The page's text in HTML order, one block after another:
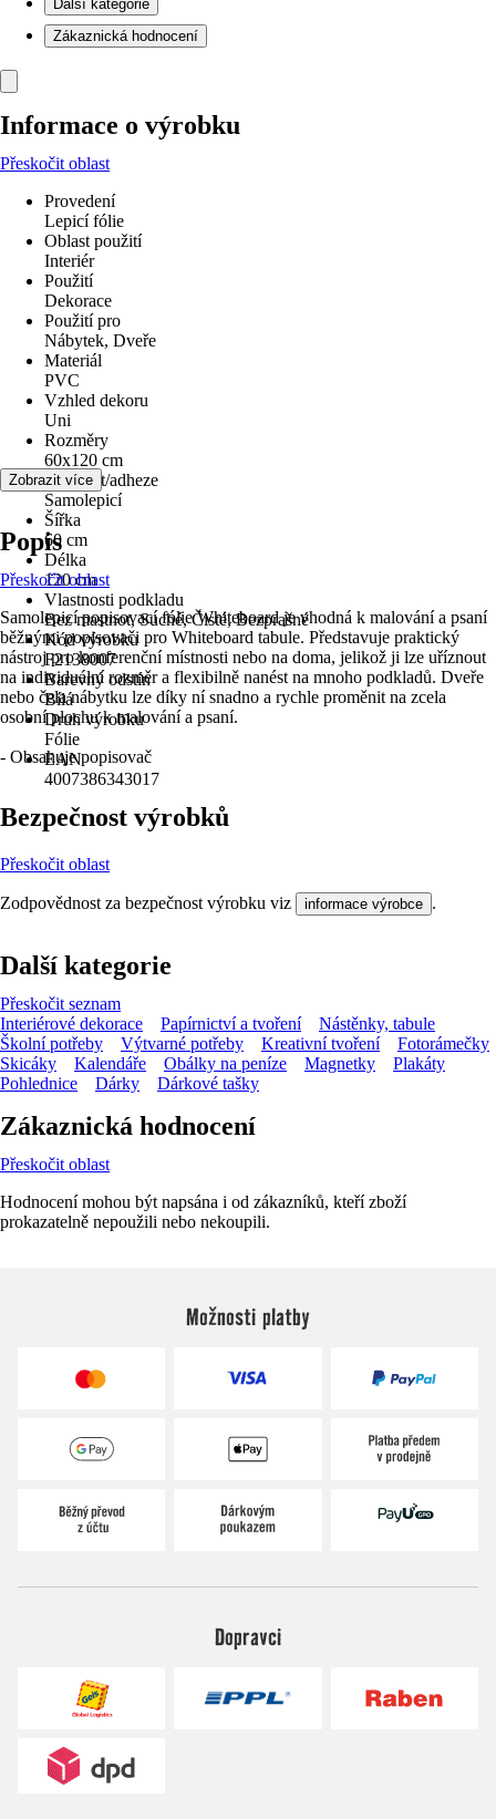
Další kategorie
Zákaznická hodnocení
Informace o výrobku
Přeskočit oblast
Provedení
Lepicí fólie
Oblast použití
Interiér
Použití
Dekorace
Použití pro
Nábytek, Dveře
Materiál
PVC
Vzhled dekoru
Uni
Rozměry
60x120 cm
Lepivost/adheze
Samolepicí
Šířka
60 cm
Délka
120 cm
Vlastnosti podkladu
Bez mastnot, Suché, Čisté, Bezprašné
Kód výrobku
F2138007
Barevný odstín
Bílá
Druh výrobku
Fólie
EAN
4007386343017
Zobrazit více
Popis
Přeskočit oblast
Samolepicí popisovací fólie Whiteboard je vhodná k malování a psaní
běžnými popisovači pro Whiteboard tabule. Představuje praktický
nástroj pro konferenční místnosti nebo na doma, jelikož ji lze uříznout
na individuální rozměr a flexibilně nanést na mnoho podkladů. Dveře
nebo čela nábytku lze díky ní snadno a rychle proměnit na zcela
osobní plochu k malování a psaní.
- Obsahuje popisovač
Bezpečnost výrobků
Přeskočit oblast
Zodpovědnost za bezpečnost výrobku viz informace výrobce .
Další kategorie
Přeskočit seznam
Interiérové dekorace
Papírnictví a tvoření
Nástěnky, tabule
Školní potřeby
Výtvarné potřeby Kreativní tvoření
Fotorámečky
Skicáky
Kalendáře Obálky na peníze Magnetky
Plakáty
Pohlednice
Dárky Dárkové tašky
Zákaznická hodnocení
Přeskočit oblast
Hodnocení mohou být napsána i od zákazníků, kteří zboží
prokazatelně nepoužili nebo nekoupili.
Možnosti platby
Dopravci